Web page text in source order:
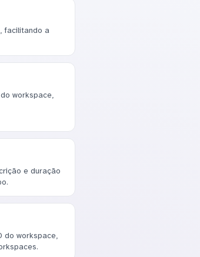
facilitando a
workspace,
e duração
do workspace,